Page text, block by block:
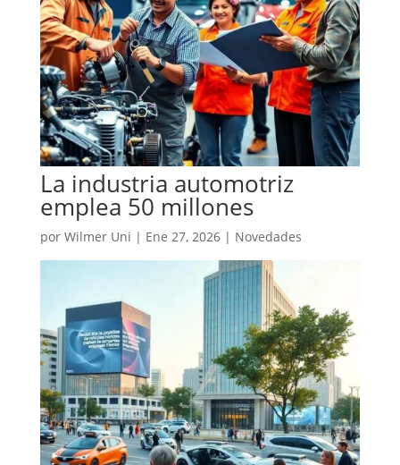
La industria automotriz
emplea 50 millones
por Wilmer Uni | Ene 27, 2026| Novedades